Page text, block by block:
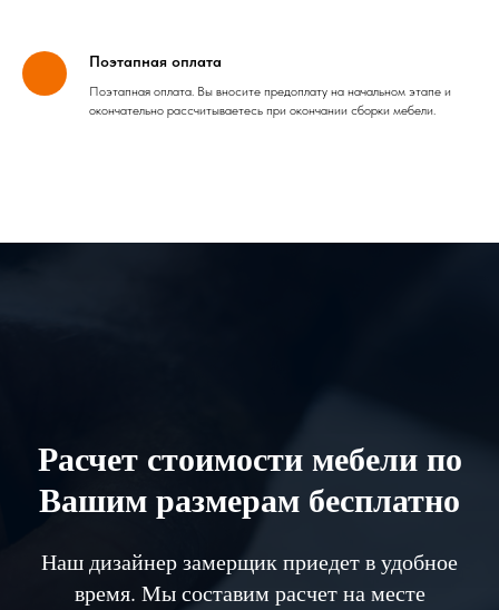
Поэтапная оплата
Поэтапная оплата. Вы вносите предоплату на начальном этапе и
окончательно рассчитываетесь при окончании сборки мебели.
Расчет стоимости мебели по
Вашим размерам бесплатно
Наш дизайнер замерщик приедет в удобное
время. Мы составим расчет на месте